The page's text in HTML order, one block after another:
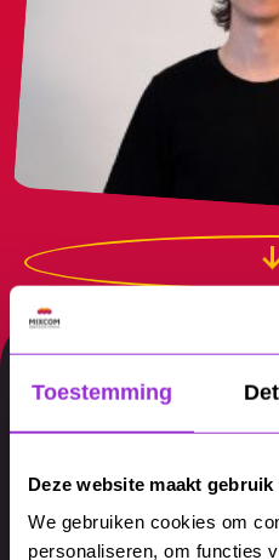
Toestemming
Deze website maakt
We gebruiken cookies om
personaliseren, om functies